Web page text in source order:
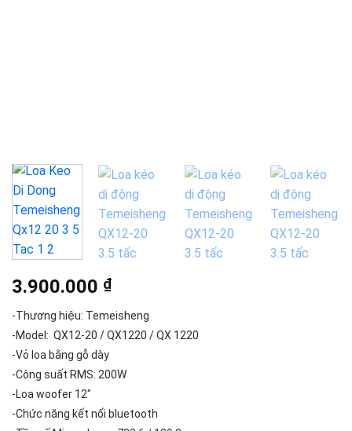
3.900.000 ₫
-Thương hiệu: Temeisheng
-Model: QX12-20 / QX1220 / QX 1220
-Vỏ loa bằng gỗ dày
-Công suất RMS: 200W
-Loa woofer 12″
-Chức năng kết nối bluetooth